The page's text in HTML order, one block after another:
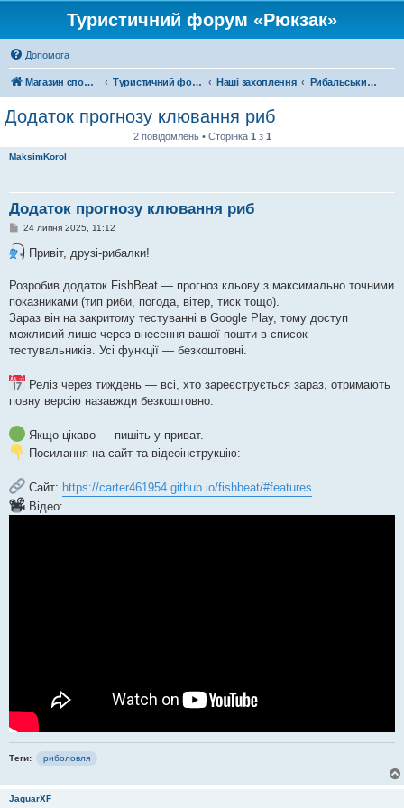
Туристичний форум «Рюкзак»
Допомога
Магазин спорядження Туристичний форум «Рюкзак» Наші захоплення Рибальський форум
Додаток прогнозу клювання риб
2 повідомлень • Сторінка 1 з 1
MaksimKorol
Додаток прогнозу клювання риб
П
в
і
м
л
н
н
24 липня 2025, 11:12
Привіт, друзі-рибалки!
Розробив додаток FishBeat — прогноз кльову з максимально точними
показниками (тип риби, погода, вітер, тиск тощо).
Зараз він на закритому тестуванні в Google Play, тому доступ
можливий лише через внесення вашої пошти в список
тестувальників. Усі функції — безкоштовні.
Реліз через тиждень — всі, хто зареєструється зараз, отримають
повну версію назавжди безкоштовно.
Якщо цікаво — пишіть у приват.
Посилання на сайт та відеоінструкцію:
Сайт: https://carter461954.github.io/fishbeat/#features
Відео:
Теги: риболовля
JaguarXF